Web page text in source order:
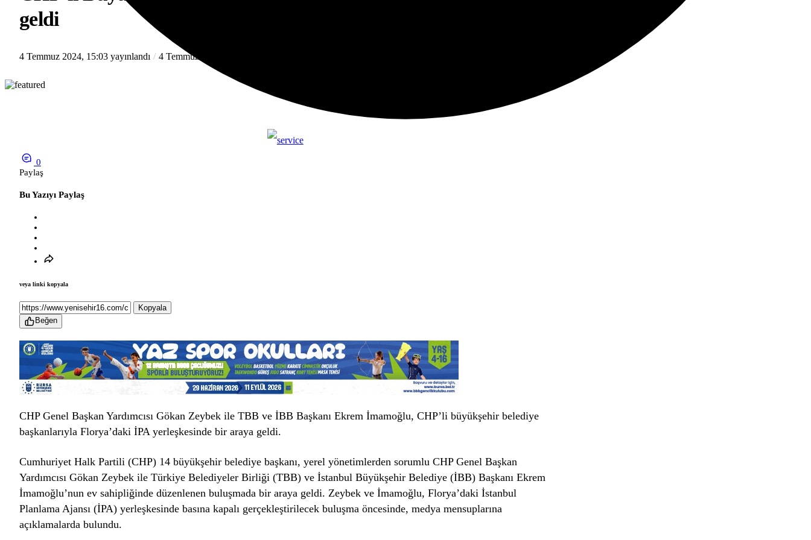
geldi
4 Temmuz 2024, 15:03 yayınlandı 4 Temmuz 2024, 15:03
0
Paylaş
Bu Yazıyı Paylaş
veya linki kopyala
Kopyala
Beğen
CHP Genel Başkan Yardımcısı Gökan Zeybek ile TBB ve İBB Başkanı Ekrem İmamoğlu, CHP’li büyükşehir belediye
başkanlarıyla Florya’daki İPA yerleşkesinde bir araya geldi.
Cumhuriyet Halk Partili (CHP) 14 büyükşehir belediye başkanı, yerel yönetimlerden sorumlu CHP Genel Başkan
Yardımcısı Gökan Zeybek ile Türkiye Belediyeler Birliği (TBB) ve İstanbul Büyükşehir Belediye (İBB) Başkanı Ekrem
İmamoğlu’nun ev sahipliğinde düzenlenen buluşmada bir araya geldi. Zeybek ve İmamoğlu, Florya’daki İstanbul
Planlama Ajansı (İPA) yerleşkesinde basına kapalı gerçekleştirilecek buluşma öncesinde, medya mensuplarına
açıklamalarda bulundu.